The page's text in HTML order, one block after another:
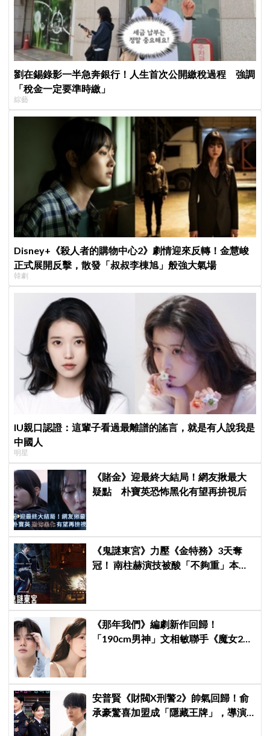
劉在錫錄影一半急奔銀行！人生首次公開繳稅過程 強調
「稅金一定要準時繳」
綜藝
Disney+《殺人者的購物中心2》劇情迎來反轉！金慧峻
正式展開反擊，散發「叔叔李棟旭」般強大氣場
韓劇
IU親口認證：這輩子看過最離譜的謠言，就是有人說我是
中國人
明星
《賭金》迎最終大結局！網友揪最大
疑點 朴寶英恐怖黑化有望再拚視后
《鬼謎東宮》力壓《金特務》3天奪
冠！ 南柱赫演技被酸「不夠重」本人
《那年我們》編劇新作回歸！
「190cm男神」文相敏聯手《魔女2》
安普賢《財閥X刑警2》帥氣回歸！俞
承豪驚喜加盟成「隱藏王牌」，導演